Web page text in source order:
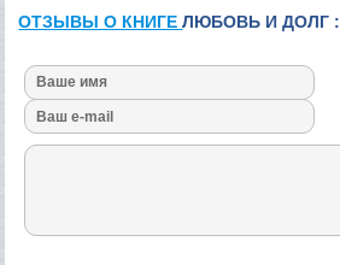
ОТЗЫВЫ О КНИГЕЛЮБОВЬ И ДОЛГ :